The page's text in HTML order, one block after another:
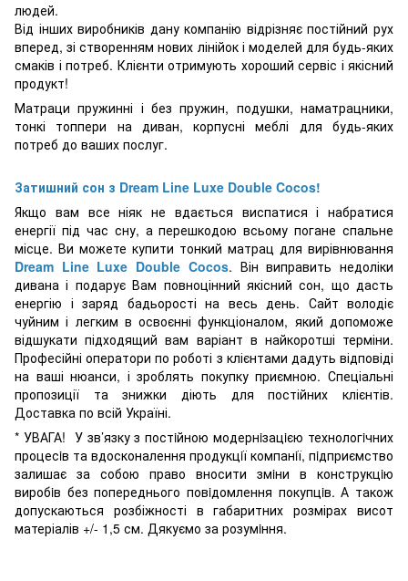
людей.
Від інших виробників дану компанію відрізняє постійний рух
вперед, зі створенням нових лінійок і моделей для будь-яких
смаків і потреб. Клієнти отримують хороший сервіс і якісний
продукт!
Матраци пружинні і без пружин, подушки, наматрацники,
тонкі топпери на диван, корпусні меблі для будь-яких
потреб до ваших послуг.
Затишний сон з Dream Line Luxe Double Cocos!
Якщо вам все ніяк не вдається виспатися і набратися
енергії під час сну, а перешкодою всьому погане спальне
місце. Ви можете купити тонкий матрац для вирівнювання
Dream Line Luxe Double Cocos. Він виправить недоліки
дивана і подарує Вам повноцінний якісний сон, що дасть
енергію і заряд бадьорості на весь день. Сайт володіє
чуйним і легким в освоєнні функціоналом, який допоможе
відшукати підходящий вам варіант в найкоротші терміни.
Професійні оператори по роботі з клієнтами дадуть відповіді
на ваші нюанси, і зроблять покупку приємною. Спеціальні
пропозиції та знижки діють для постійних клієнтів.
Доставка по всій Україні.
* УВАГА! У зв’язку з постiйною модернiзацiєю технологiчних
процесiв та вдосконалення продукцiї компанiї, пiдприємство
залишає за собою право вносити змiни в конструкцiю
виробiв без попереднього повiдомлення покупцiв. А також
допускаються розбіжності в габаритних розмірах висот
матеріалів +/- 1,5 см. Дякуємо за розумiння.